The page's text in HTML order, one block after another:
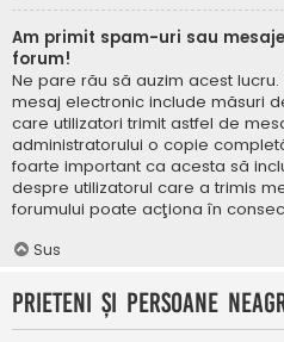
Am primit spam-uri sau
forum!
Ne pare rău să auzim acest
mesaj electronic include măsuri
care utilizatori trimit astfel de
administratorului o copie
foarte important ca acesta să
despre utilizatorul care a trimis
forumului poate acţiona în
Sus
Prieteni şi persoane